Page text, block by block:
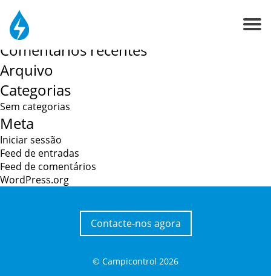
Contactos
Navegação
de
artigos
Sistemas de rega
Pesquisar
por:
Comentários recentes
Arquivo
Categorias
Sem categorias
Meta
Iniciar sessão
Feed de entradas
Feed de comentários
WordPress.org
© Campicontrol 2026
Contacte-nos agora